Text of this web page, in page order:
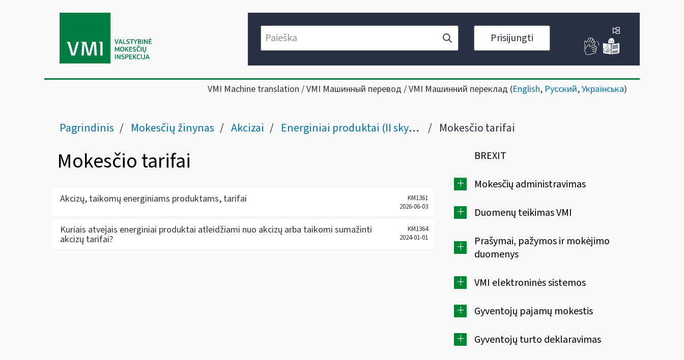
Prisijungti
VMI Machine translation / VMI Машинный перевод / VMI Машинний переклад (English, Русский,Українська)
Pagrindinis Mokesčių žinynas Akcizai Energiniai produktai (II skyriaus III skirsnis) Mokesčio tarifai
BREXIT
+ Mokesčių administravimas
+ Duomenų teikimas VMI
+
Prašymai, pažymos ir mokėjimo
duomenys
+ VMI elektroninės sistemos
+ Gyventojų pajamų mokestis
+ Gyventojų turto deklaravimas
Mokesčio tarifai
Akcizų, taikomų energiniams produktams, tarifai
KM1361
2026-06-03
Kuriais atvejais energiniai produktai atleidžiami nuo akcizų arba taikomi sumažinti
akcizų tarifai?
KM1364
2024-01-01